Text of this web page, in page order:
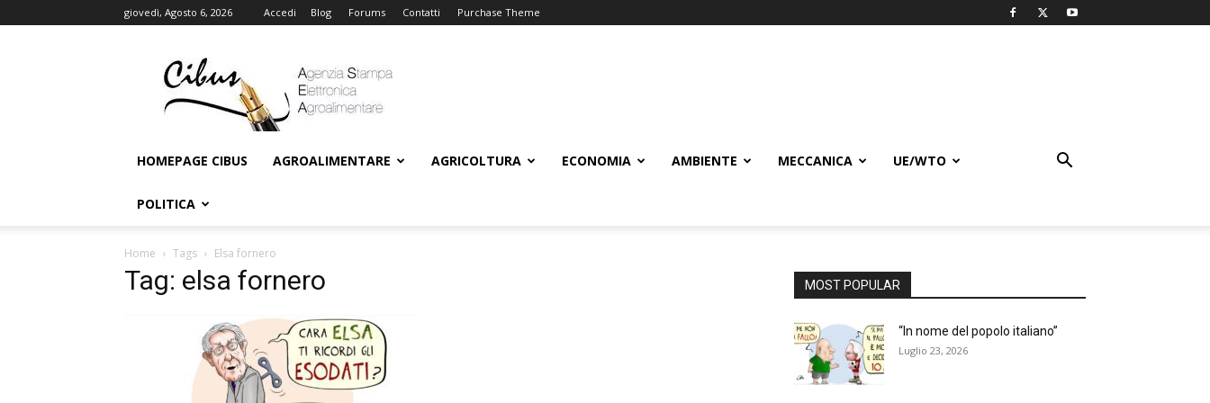
giovedì, Agosto 6, 2026 Accedi Blog Forums Contatti Purchase Theme
Online
HOMEPAGE CIBUS AGROALIMENTARE AGRICOLTURA ECONOMIA AMBIENTE MECCANICA UE/WTO
POLITICA
Home Tags Elsa fornero
Tag: elsa fornero MOST POPULAR
“In nome del popolo italiano”
Luglio 23, 2026